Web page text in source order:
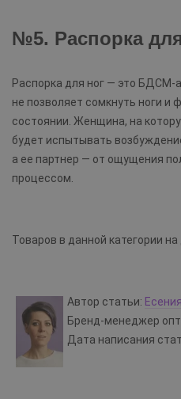
№5. Распорка
Распорка для ног — это БДСМ-
не позволяет сомкнуть ноги и
состоянии. Женщина, на
будет испытывать
а ее партнер — от ощущения
процессом.
Товаров в данной категории
Автор статьи:
Бренд-менеджер
Дата написания